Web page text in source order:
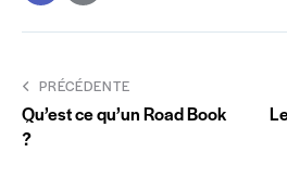
PRÉCÉDENTE
Qu’est ce qu’un Road Book
?